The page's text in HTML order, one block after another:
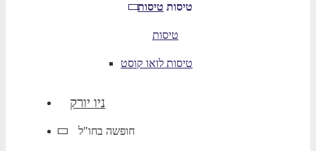
טיסות טיסות
טיסות
טיסות לואו קוסט
ניו יורק
חופשה בחו"ל